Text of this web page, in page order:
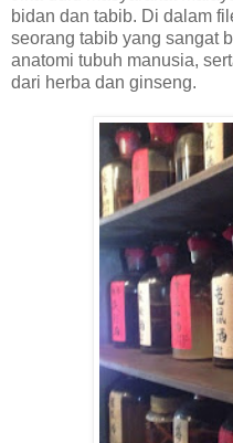
bidan dan tabib. Di dalam
seorang tabib yang sangat
anatomi tubuh manusia,
dari herba dan ginseng.